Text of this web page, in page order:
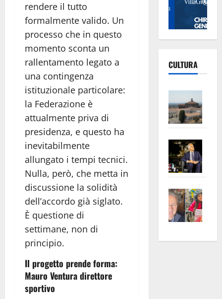
rendere il tutto
formalmente valido. Un
processo che in questo
momento sconta un
rallentamento legato a
una contingenza
istituzionale particolare:
la Federazione è
attualmente priva di
presidenza, e questo ha
inevitabilmente
allungato i tempi tecnici.
Nulla, però, che metta in
discussione la solidità
dell’accordo già siglato.
È questione di
settimane, non di
principio.
Il progetto prende forma:
Mauro Ventura direttore
sportivo
CULTURA
euro
apre